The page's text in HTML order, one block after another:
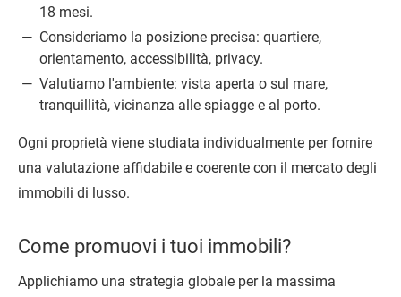
18 mesi.
Consideriamo la posizione precisa: quartiere,
orientamento, accessibilità, privacy.
Valutiamo l'ambiente: vista aperta o sul mare,
tranquillità, vicinanza alle spiagge e al porto.
Ogni proprietà viene studiata individualmente per fornire
una valutazione affidabile e coerente con il mercato degli
immobili di lusso.
Come promuovi i tuoi immobili?
Applichiamo una strategia globale per la massima